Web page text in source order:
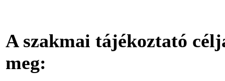
A szakmai tájékoztató
meg: